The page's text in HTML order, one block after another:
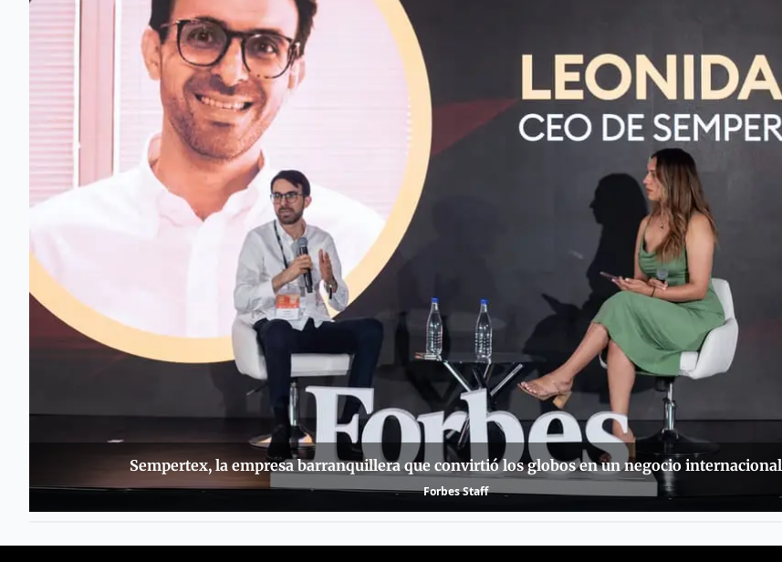
Sempertex, la empresa barranquillera que convirtió los globos en un negocio internacional
Forbes Staff